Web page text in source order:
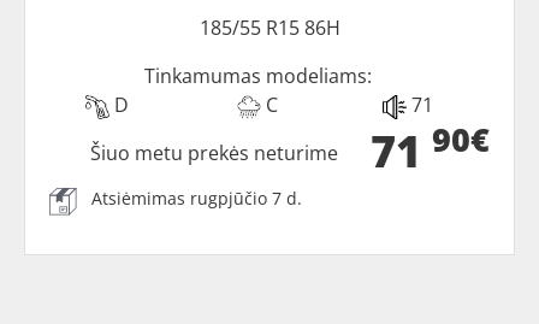
185/55 R15 86H
Tinkamumas modeliams:
D
C 71
71 90€
Šiuo metu prekės neturime
Atsiėmimas rugpjūčio 7 d.